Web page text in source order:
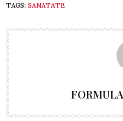
TAGS: SANATATE